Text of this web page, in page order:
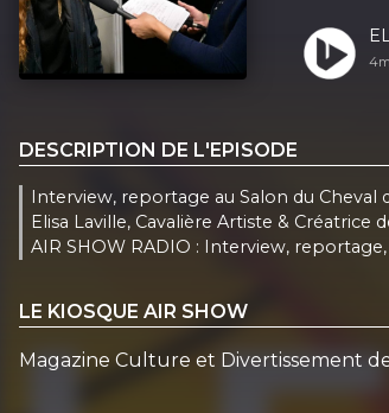
DESCRIPTION DE L'EPISODE
Interview, reportage au Salon du Cheval
Elisa Laville, Cavalière Artiste &
AIR SHOW RADIO : Interview,
LE KIOSQUE AIR SHOW
Magazine Culture et Divertissement